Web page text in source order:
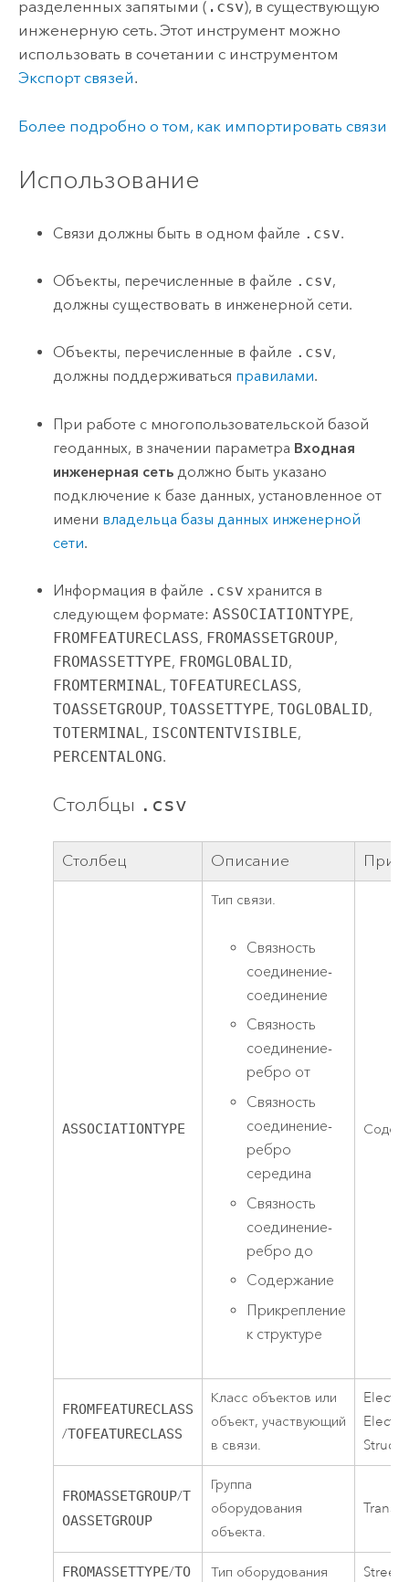
разделенных запятыми ( .csv), в существующую
инженерную сеть. Этот инструмент можно
использовать в сочетании с инструментом
Экспорт связей.
Более подробно о том, как импортировать связи
Использование
Связи должны быть в одном файле .csv.
Объекты, перечисленные в файле .csv,
должны существовать в инженерной сети.
Объекты, перечисленные в файле .csv,
должны поддерживаться правилами.
При работе с многопользовательской базой
геоданных, в значении параметра Входная
инженерная сеть должно быть указано
подключение к базе данных, установленное от
имени владельца базы данных инженерной
сети.
Информация в файле .csv хранится в
следующем формате:ASSOCIATIONTYPE,
FROMFEATURECLASS, FROMASSETGROUP,
FROMASSETTYPE, FROMGLOBALID,
FROMTERMINAL,TOFEATURECLASS,
TOASSETGROUP,TOASSETTYPE,TOGLOBALID,
TOTERMINAL, ISCONTENTVISIBLE,
PERCENTALONG.
Столбцы .csv
Столбец Описание
ASSOCIATIONTYPE
Тип связи.
Связность
соединение-
соединение
Связность
соединение-
ребро от
Связность
соединение-
ребро
середина
Связность
соединение-
ребро до
Содержание
Прикрепление
к структуре
FROMFEATURECLASS
/TOFEATURECLASS
Класс объектов или
объект, участвующий
в связи.
FROMASSETGROUP/T
OASSETGROUP
Группа
оборудования
объекта.
FROMASSETTYPE/TO
Тип оборудования